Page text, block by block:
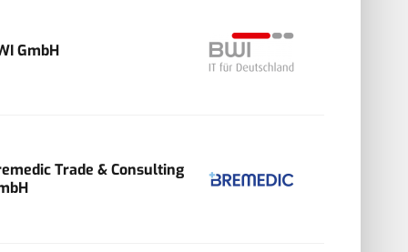
GmbH
Trade & Consulting